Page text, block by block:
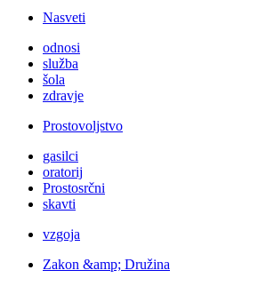
Nasveti
odnosi
služba
šola
zdravje
Prostovoljstvo
gasilci
oratorij
Prostosrčni
skavti
vzgoja
Zakon &amp; Družina